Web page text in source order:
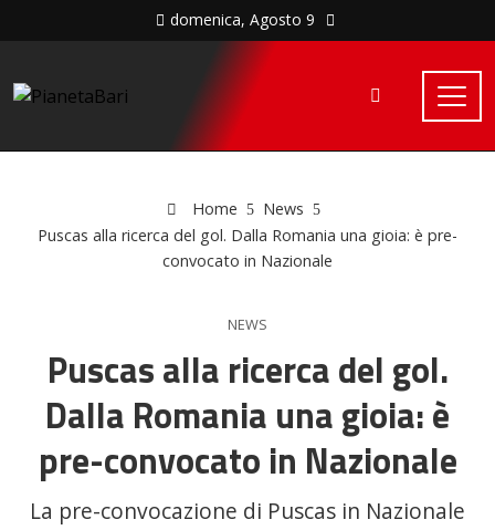
domenica, Agosto 9
Home
News
Puscas alla ricerca del gol. Dalla Romania una gioia: è pre-
convocato in Nazionale
NEWS
Puscas alla ricerca del gol.
Dalla Romania una gioia: è
pre-convocato in Nazionale
La pre-convocazione di Puscas in Nazionale